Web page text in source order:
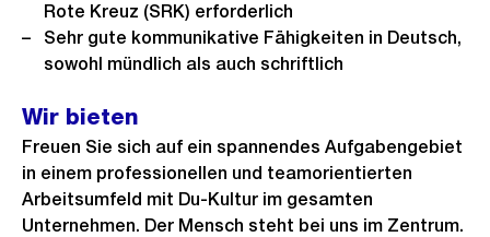
Rote Kreuz (SRK) erforderlich
Sehr gute kommunikative Fähigkeiten in Deutsch,
sowohl mündlich als auch schriftlich
Wir bieten
Freuen Sie sich auf ein spannendes Aufgabengebiet
in einem professionellen und teamorientierten
Arbeitsumfeld mit Du-Kultur im gesamten
Unternehmen. Der Mensch steht bei uns im Zentrum.